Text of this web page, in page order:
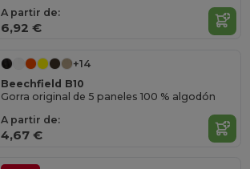
A partir de:
6,92 €
+14
Beechfield B10
Gorra original de 5 paneles 100 % algodón
A partir de:
4,67 €